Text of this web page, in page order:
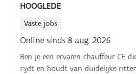
HOOGLEDE
Vaste jobs
Online sinds 8 aug. 2026
Ben je een ervaren chauffeur CE
rijdt en houdt van duidelijke